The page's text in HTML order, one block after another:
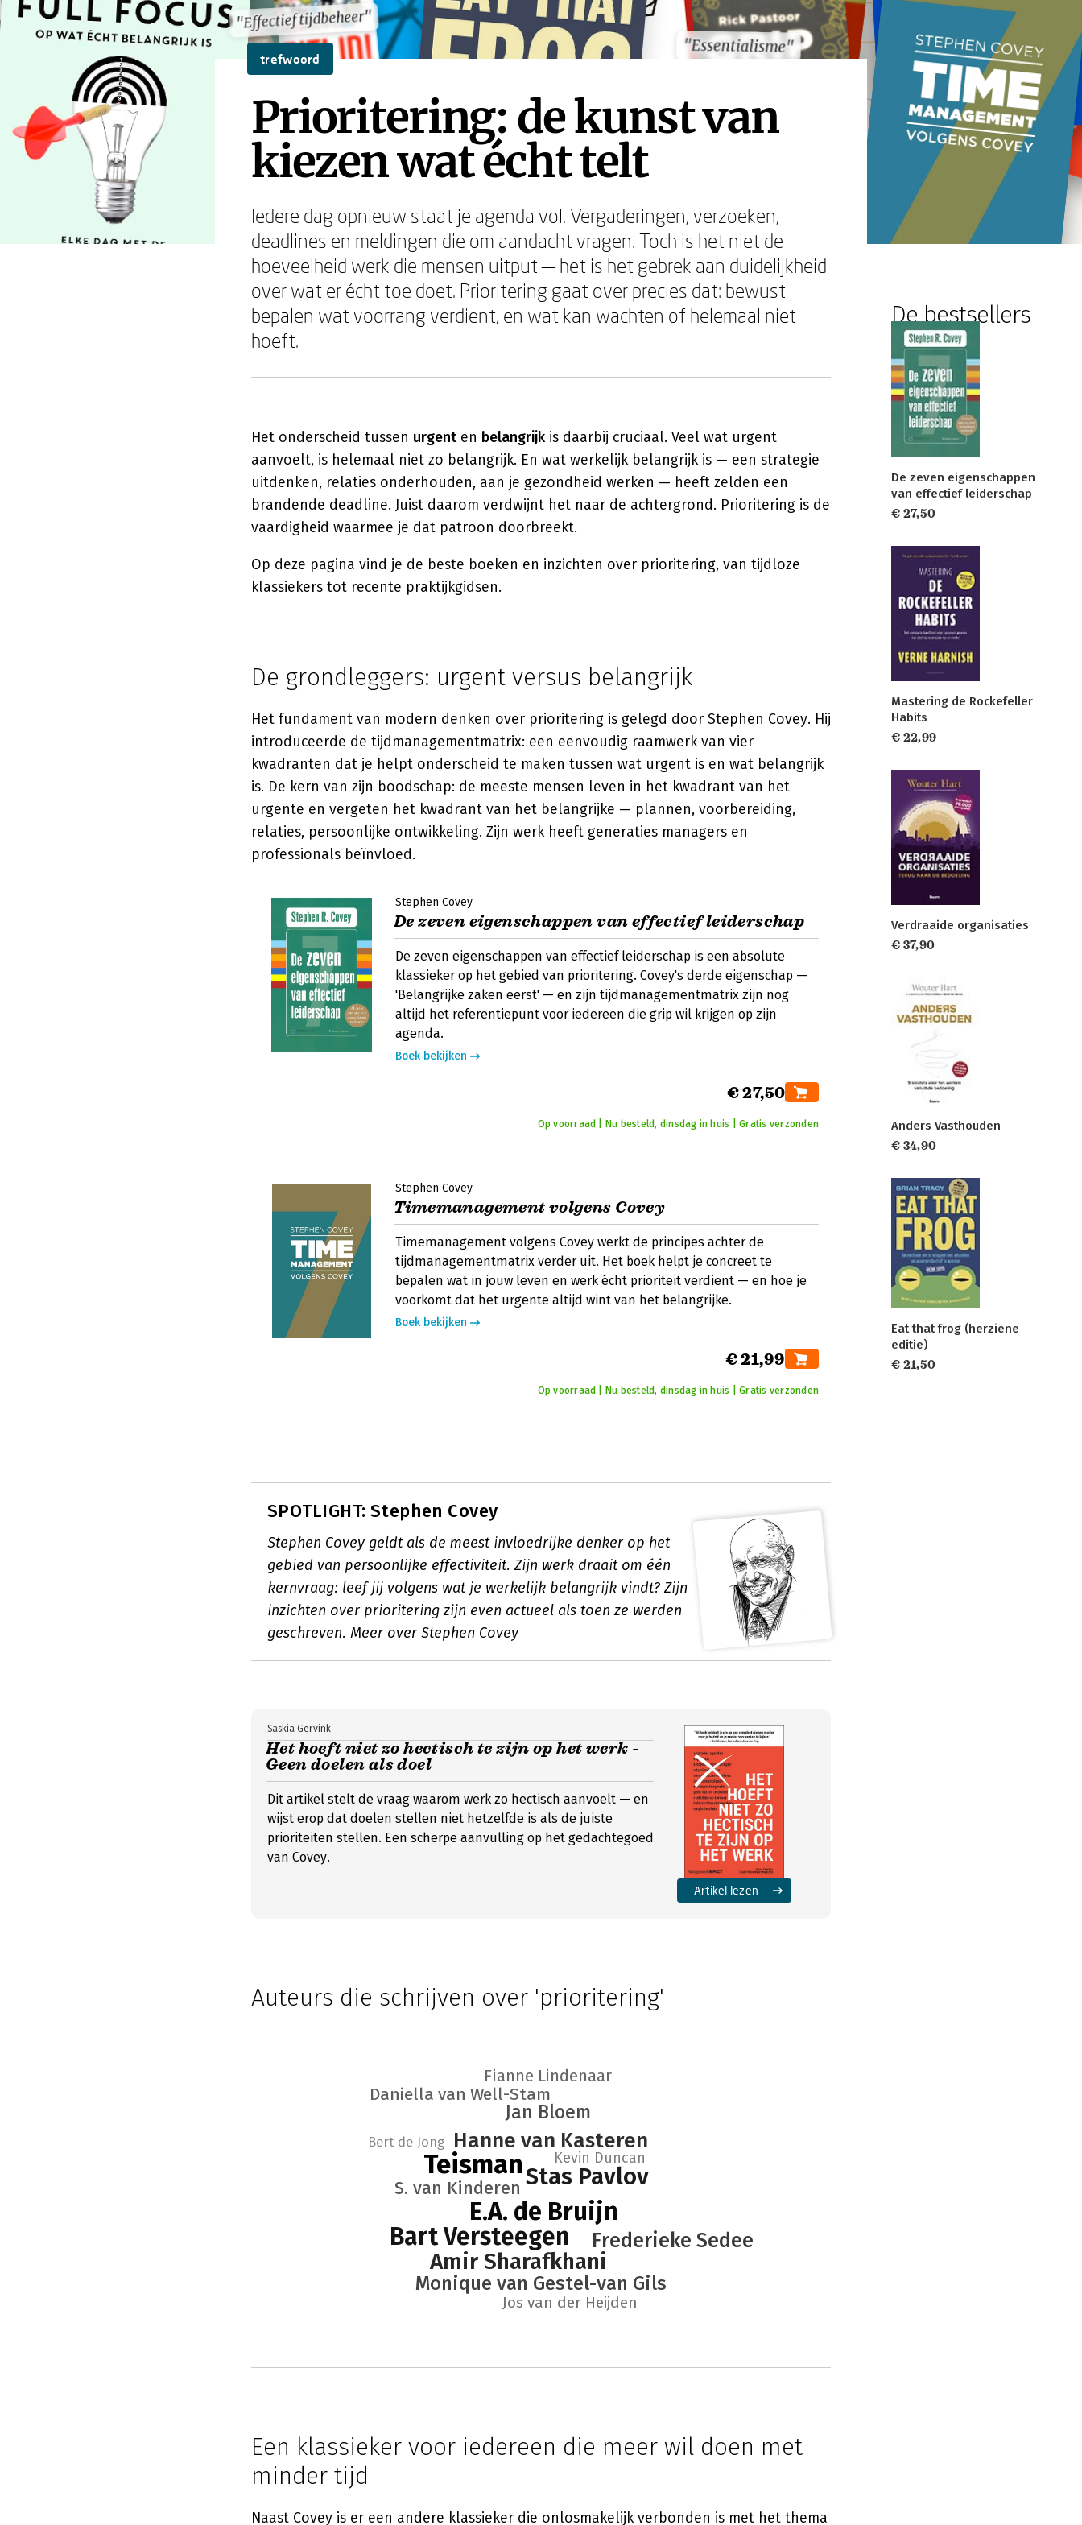
"Effectief tijdbeheer"
"Essentialisme"
"Effectief tijdbeheer"
"Essentialisme"
trefwoord
Prioritering: de kunst van
kiezen wat écht telt
Iedere dag opnieuw staat je agenda vol. Vergaderingen, verzoeken,
deadlines en meldingen die om aandacht vragen. Toch is het niet de
hoeveelheid werk die mensen uitput — het is het gebrek aan duidelijkheid
over wat er écht toe doet. Prioritering gaat over precies dat: bewust
bepalen wat voorrang verdient, en wat kan wachten of helemaal niet
hoeft.
Het onderscheid tussen urgent en belangrijk is daarbij cruciaal. Veel wat urgent
aanvoelt, is helemaal niet zo belangrijk. En wat werkelijk belangrijk is — een strategie
uitdenken, relaties onderhouden, aan je gezondheid werken — heeft zelden een
brandende deadline. Juist daarom verdwijnt het naar de achtergrond. Prioritering is de
vaardigheid waarmee je dat patroon doorbreekt.
Op deze pagina vind je de beste boeken en inzichten over prioritering, van tijdloze
klassiekers tot recente praktijkgidsen.
De grondleggers: urgent versus belangrijk
Het fundament van modern denken over prioritering is gelegd door Stephen Covey. Hij
introduceerde de tijdmanagementmatrix: een eenvoudig raamwerk van vier
kwadranten dat je helpt onderscheid te maken tussen wat urgent is en wat belangrijk
is. De kern van zijn boodschap: de meeste mensen leven in het kwadrant van het
urgente en vergeten het kwadrant van het belangrijke — plannen, voorbereiding,
relaties, persoonlijke ontwikkeling. Zijn werk heeft generaties managers en
professionals beïnvloed.
Stephen Covey
De zeven eigenschappen van effectief leiderschap
De zeven eigenschappen van effectief leiderschap is een absolute
klassieker op het gebied van prioritering. Covey's derde eigenschap —
'Belangrijke zaken eerst' — en zijn tijdmanagementmatrix zijn nog
altijd het referentiepunt voor iedereen die grip wil krijgen op zijn
agenda.
Boek bekijken
€ 27,50
Op voorraad | Nu besteld, dinsdag in huis | Gratis verzonden
Stephen Covey
Timemanagement volgens Covey
Timemanagement volgens Covey werkt de principes achter de
tijdmanagementmatrix verder uit. Het boek helpt je concreet te
bepalen wat in jouw leven en werk écht prioriteit verdient — en hoe je
voorkomt dat het urgente altijd wint van het belangrijke.
Boek bekijken
€ 21,99
Op voorraad | Nu besteld, dinsdag in huis | Gratis verzonden
SPOTLIGHT: Stephen Covey
Stephen Covey geldt als de meest invloedrijke denker op het
gebied van persoonlijke effectiviteit. Zijn werk draait om één
kernvraag: leef jij volgens wat je werkelijk belangrijk vindt? Zijn
inzichten over prioritering zijn even actueel als toen ze werden
geschreven. Meer over Stephen Covey
Het hoeft niet zo hectisch te zijn op het werk -
Geen doelen als doel
Saskia Gervink
Dit artikel stelt de vraag waarom werk zo hectisch aanvoelt — en
wijst erop dat doelen stellen niet hetzelfde is als de juiste
prioriteiten stellen. Een scherpe aanvulling op het gedachtegoed
van Covey.
Artikel lezen
Auteurs die schrijven over 'prioritering'
Teisman
E.A. de Bruijn
Bart Versteegen
Stas Pavlov
Amir Sharafkhani
Hanne van Kasteren
Frederieke Sedee
Monique van Gestel-van Gils
Jan Bloem
S. van Kinderen
Daniella van Well-Stam
Fianne Lindenaar
Jos van der Heijden
Kevin Duncan
Bert de Jong
Een klassieker voor iedereen die meer wil doen met
minder tijd
Naast Covey is er een andere klassieker die onlosmakelijk verbonden is met het thema
De bestsellers
De zeven eigenschappen
van effectief leiderschap
€ 27,50
Mastering de Rockefeller
Habits
€ 22,99
Verdraaide organisaties
€ 37,90
Anders Vasthouden
€ 34,90
Eat that frog (herziene
editie)
€ 21,50